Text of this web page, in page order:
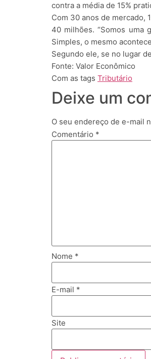
contra a média de 15%
Com 30 anos de mercado,
40 milhões. “Somos uma
Simples, o mesmo
Segundo ele, se no lugar
Fonte: Valor Econômico
Com as tags Tributário
Deixe um
O seu endereço de e-mail
Comentário *
Nome *
E-mail *
Site